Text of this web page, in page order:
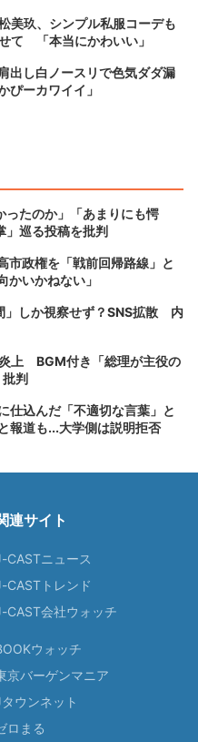
美玖、シンプル私服コーデも
て 「本当にかわいい」
出し白ノースリで色気ダダ漏
ーカワイイ」
ったのか」「あまりにも愕
巡る投稿を批判
市政権を「戦前回帰路線」と
いかねない」
」しか視察せず？SNS拡散 内
上 BGM付き「総理が主役の
判
仕込んだ「不適切な言葉」と
報道も...大学側は説明拒否
連サイト
CASTニュース
CASTトレンド
CAST会社ウォッチ
ウォッチ
京バーゲンマニア
ウンネット
ロまる